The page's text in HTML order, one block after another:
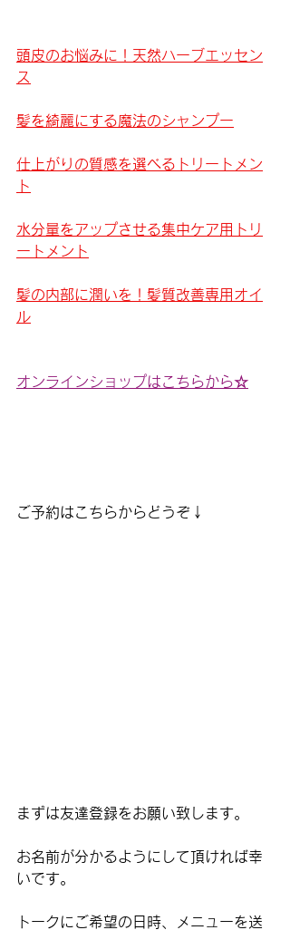
頭皮のお悩みに！天然ハーブエッセン
ス
髪を綺麗にする魔法のシャンプー
仕上がりの質感を選べるトリートメン
ト
水分量をアップさせる集中ケア用トリ
ートメント
髪の内部に潤いを！髪質改善専用オイ
ル
オンラインショップはこちらから☆
ご予約はこちらからどうぞ↓
まずは友達登録をお願い致します。
お名前が分かるようにして頂ければ幸
いです。
トークにご希望の日時、メニューを送